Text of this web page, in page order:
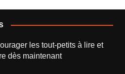
les tout-petits à lire et
dès maintenant